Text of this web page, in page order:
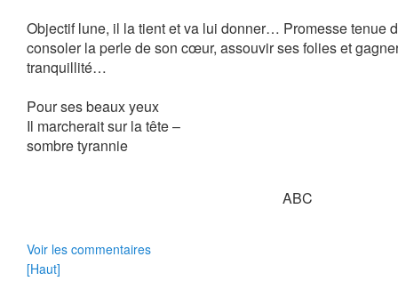
Objectif lune, il la tient et va lui donner… Promesse tenue
consoler la perle de son cœur, assouvir ses folies et
tranquillité…
Pour ses beaux yeux
Il marcherait sur la tête –
sombre tyrannie
ABC
Voir les commentaires
[Haut]